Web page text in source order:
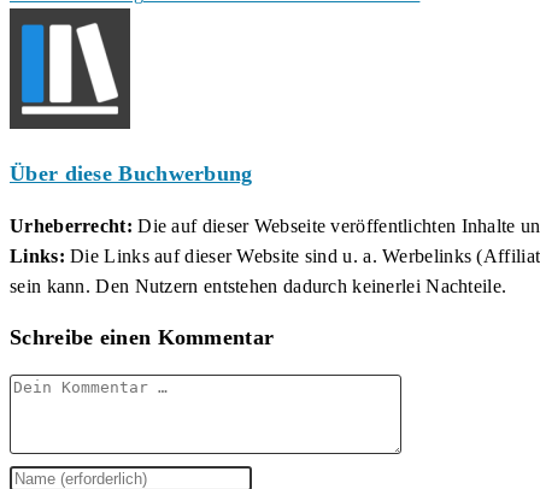
ansehen
Über diese Buchwerbung
Urheberrecht: Die auf dieser Webseite veröffentlichten Inhalte
Links: Die Links auf dieser Website sind u. a. Werbelinks
sein kann. Den Nutzern entstehen dadurch keinerlei Nachteile.
Schreibe einen Kommentar
Kommentar
Gib